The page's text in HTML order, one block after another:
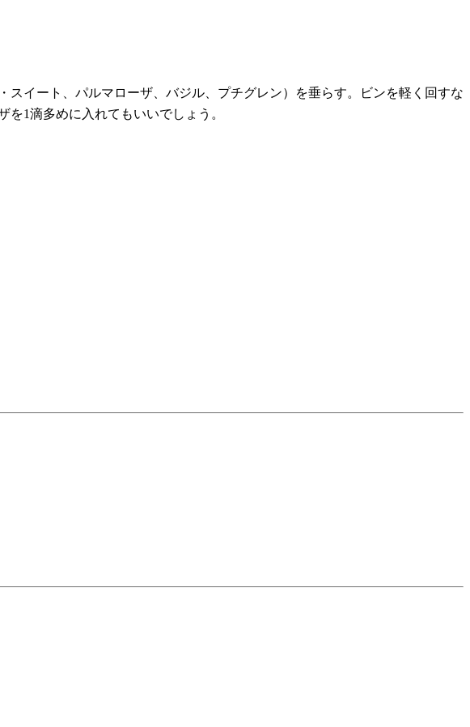
イート、パルマローザ、バジル、プチグレン）を垂らす。ビンを軽く回すな
1滴多めに入れてもいいでしょう。